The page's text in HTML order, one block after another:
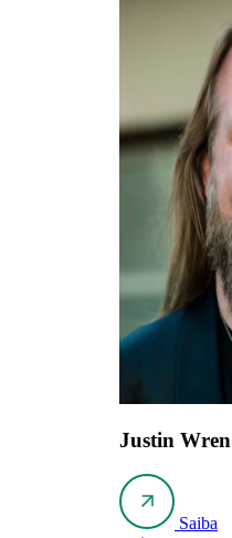
Justin Wren
Saiba